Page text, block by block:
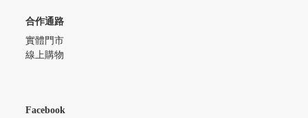
合作通路
實體門市
線上購物
Facebook